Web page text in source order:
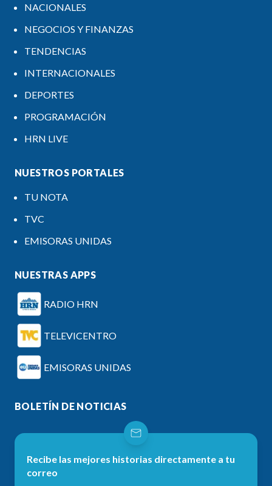
NACIONALES
NEGOCIOS Y FINANZAS
TENDENCIAS
INTERNACIONALES
DEPORTES
PROGRAMACIÓN
HRN LIVE
NUESTROS PORTALES
TU NOTA
TVC
EMISORAS UNIDAS
NUESTRAS APPS
RADIO HRN
TELEVICENTRO
EMISORAS UNIDAS
BOLETÍN DE NOTICIAS
Recibe las mejores historias directamente a tu
correo